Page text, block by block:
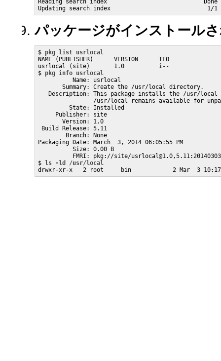
Reading search index                            Done
Updating search index                            1/1
パッケージがインストール
$ pkg list usrlocal
NAME (PUBLISHER)      VERSION      IFO
usrlocal (site)       1.0          i--
$ pkg info usrlocal
          Name: usrlocal
       Summary: Create the /usr/local directory.
Description: This package installs the /usr/local
/usr/local remains available for
         State: Installed
     Publisher: site
       Version: 1.0
Build Release: 5.11
        Branch: None
Packaging Date: March  3, 2014 06:05:55 PM
          Size: 0.00 B
FMRI: pkg://site/
$
ls -ld /usr/local
drwxr-xr-x   2 root     bin            2 Mar  3